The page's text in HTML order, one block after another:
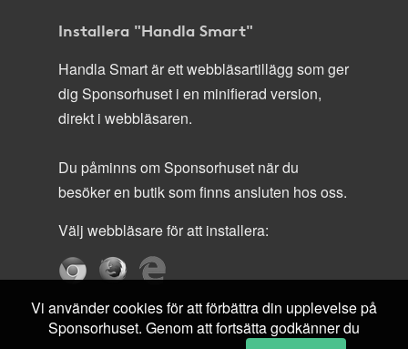
Installera "Handla Smart"
Handla Smart är ett webbläsartillägg som ger
dig Sponsorhuset i en minifierad version,
direkt i webbläsaren.
Du påminns om Sponsorhuset när du
besöker en butik som finns ansluten hos oss.
Välj webbläsare för att installera:
Vi använder cookies för att förbättra din upplevelse på
Sponsorhuset. Genom att fortsätta godkänner du